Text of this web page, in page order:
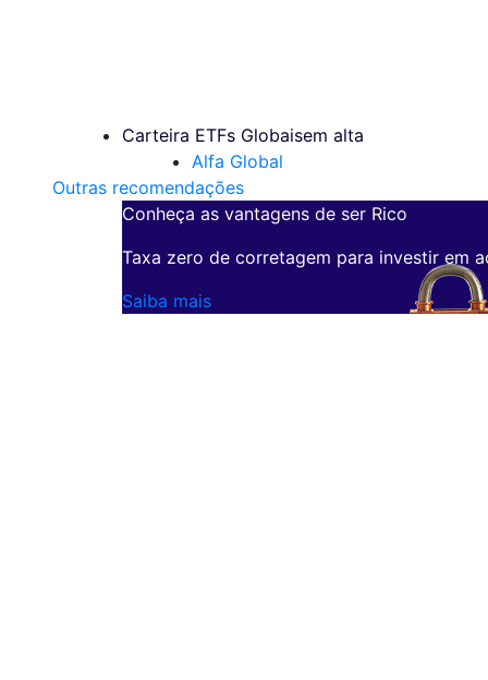
Carteira ETFs Globaisem alta
Alfa Global
Outras recomendações
Conheça as vantagens de ser Rico
Taxa zero de corretagem para investir em
Saiba mais